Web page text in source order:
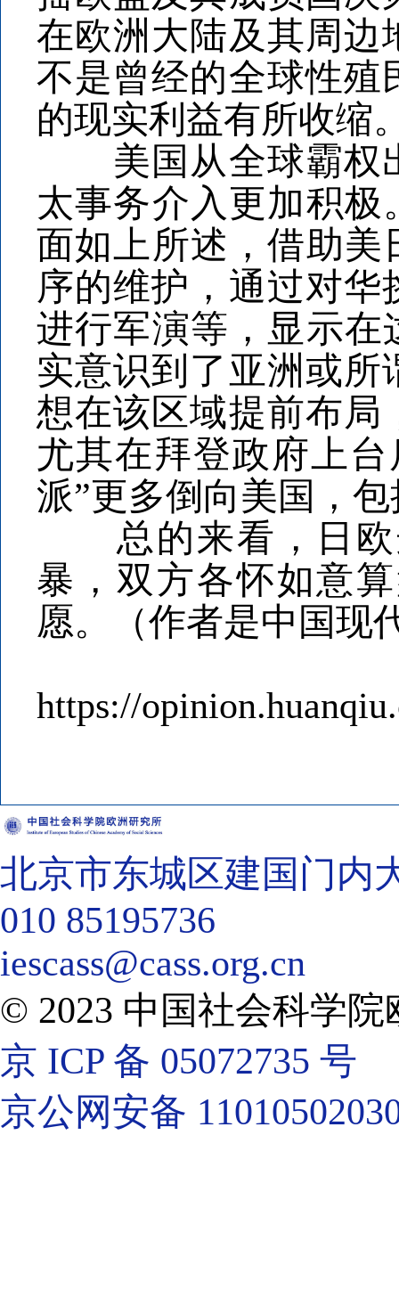
在欧洲大陆及其周边
不是曾经的全球性殖
的现实利益有所收缩
美国从全球霸权出
太事务介入更加积极
面如上所述，借助美
序的维护，通过对
进行军演等，显示在
实意识到了亚洲或所
想在该区域提前布局
尤其在拜登政府上
派”更多倒向美国，
总的来看，日欧
暴，双方各怀如意
愿。（作者是中国现
https://
北京市东城区建国门内
010 85195736
iescass@cass.org.cn
© 2023 中国社会科学
京 ICP 备 05072735 号
京公网安备